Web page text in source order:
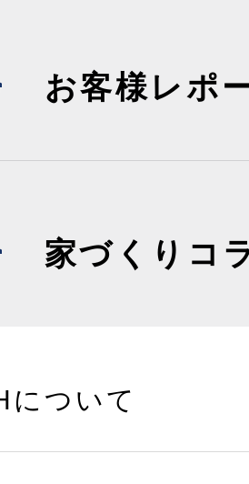
お客様レポ
家づくりコ
について